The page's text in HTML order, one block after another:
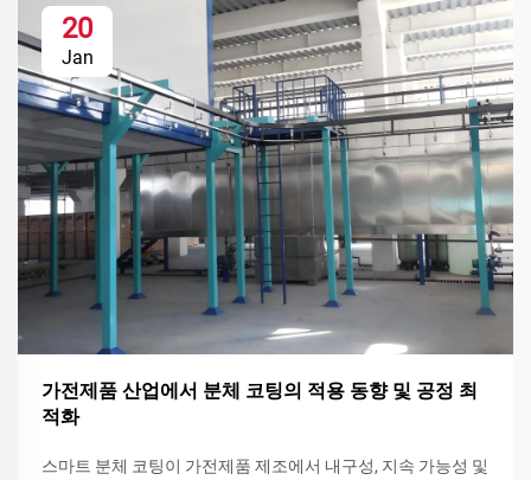
20
Jan
가전제품 산업에서 분체 코팅의 적용 동향 및 공정 최
적화
스마트 분체 코팅이 가전제품 제조에서 내구성, 지속 가능성 및